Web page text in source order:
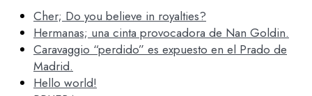
Cher; Do you believe in royalties?
Hermanas; una cinta provocadora de Nan Goldin.
Caravaggio “perdido” es expuesto en el Prado de
Madrid.
Hello world!